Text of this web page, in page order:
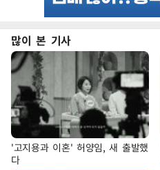
많이 본 기사
'고지용과 이혼' 허양임, 새 출발했
다